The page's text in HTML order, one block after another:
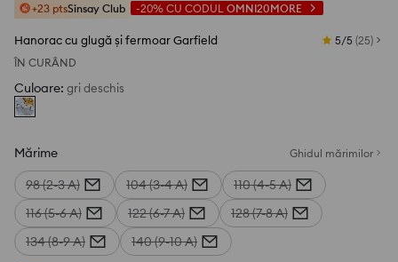
+23 ptsSinsay Club -20% CU CODUL OMNI20MORE
Hanorac cu glugă și fermoar Garfield 5/5 (25)
ÎN CURÂND
Culoare: gri deschis
Mărime Ghidul mărimilor
98 (2-3 A) 104 (3-4 A)
110 (4-5 A)
116 (5-6 A)
122 (6-7 A)
128 (7-8 A)
134 (8-9 A)
140 (9-10 A)